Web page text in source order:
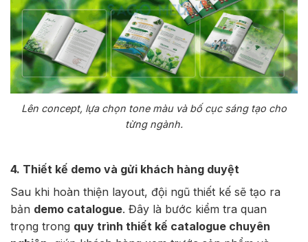
Lên concept, lựa chọn tone màu và bố cục sáng tạo cho
từng ngành.
4. Thiết kế demo và gửi khách hàng duyệt
Sau khi hoàn thiện layout, đội ngũ thiết kế sẽ tạo ra
bản demo catalogue. Đây là bước kiểm tra quan
trọng trong quy trình thiết kế catalogue chuyên